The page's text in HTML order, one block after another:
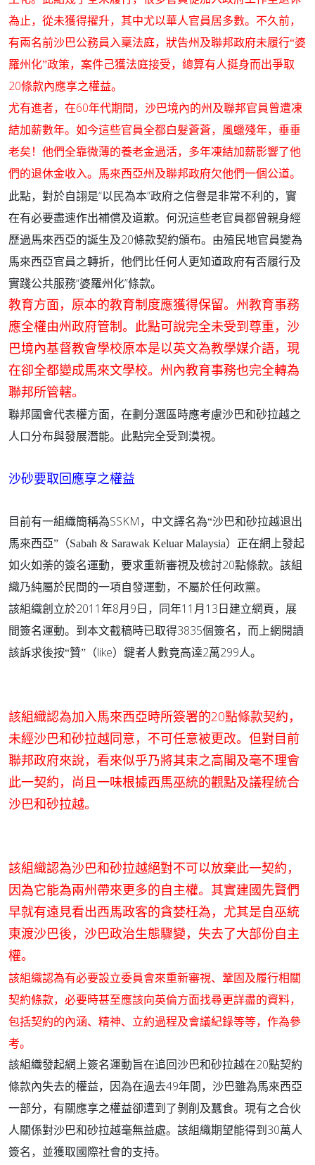
為止，從未獲得擢升，其中尤以華人官員居多數。不久前，
有兩名前沙巴公務員入稟法庭，狀告州及聯邦政府未履行“婆
羅州化”政策，案件己獲法庭接受，總算有人挺身而出爭取
20條款內應享之權益。
尤有進者，在60年代期間，沙巴境內的州及聯邦官員曾遭凍
結加薪數年。如今這些官員全都白髮蒼蒼，風蠟殘年，垂垂
老矣！他們全靠微薄的養老金過活，多年凍結加薪影響了他
們的退休金收入。馬來西亞州及聯邦政府欠他們一個公道。
此點，對於自詡是“以民為本”政府之信譽是非常不利的，實
在有必要盡速作出補償及道歉。何況這些老官員都曾親身經
歷過馬來西亞的誕生及20條款契約頒布。由殖民地官員變為
馬來西亞官員之轉折，他們比任何人更知道政府有否履行及
實踐公共服務“婆羅州化”條款。
教育方面，原本的教育制度應獲得保留。州教育事務
應全權由州政府管制。此點可說完全未受到尊重，沙
巴境內基督教會學校原本是以英文為教學媒介語，現
在卻全都變成馬來文學校。州內教育事務也完全轉為
聯邦所管轄。
聯邦國會代表權方面，在劃分選區時應考慮沙巴和砂拉越之
人口分布與發展潛能。此點完全受到漠視。
沙砂要取回應享之權益
目前有一組織簡稱為SSKM ，中文譯名為“沙巴和砂拉越退出
馬來西亞”（Sabah & Sarawak Keluar Malaysia）正在網上發起
如火如荼的簽名運動，要求重新審視及檢討20點條款。該組
織乃純屬於民間的一項自發運動，不屬於任何政黨。
該組織創立於2011 年8月 9 日，同年11 月 13 日建立網頁，展
間簽名運動。到本文截稿時已取得3835個簽名，而上網閱讀
該訴求後按“贊”（like）鍵者人數竟高達2萬299人。
該組織認為加入馬來西亞時所簽署的20點條款契約，
未經沙巴和砂拉越同意，不可任意被更改。但對目前
聯邦政府來說，看來似乎乃將其束之高閣及毫不理會
此一契約， 尚且一味根據西馬巫統的觀點及議程統合
沙巴和砂拉越。
該組織認為沙巴和砂拉越絕對不可以放棄此一契約，
因為它能為兩州帶來更多的自主權。其實建國先賢們
早就有遠見看出西馬政客的貪婪枉為，尤其是自巫統
東渡沙巴後，沙巴政治生態驟變，失去了大部份自主
權。
該組織認為有必要設立委員會來重新審視、鞏固及履行相關
契約條款，必要時甚至應該向英倫方面找尋更詳盡的資料，
包括契約的內涵、精神、立約過程及會議紀錄等等，作為參
考。
該組織發起網上簽名運動旨在追回沙巴和砂拉越在20點契約
條款內失去的權益，因為在過去49年間，沙巴雖為馬來西亞
一部分，有關應享之權益卻遭到了剝削及蠶食。現有之合伙
人關係對沙巴和砂拉越毫無益處。該組織期望能得到 30萬人
簽名，並獲取國際社會的支持。